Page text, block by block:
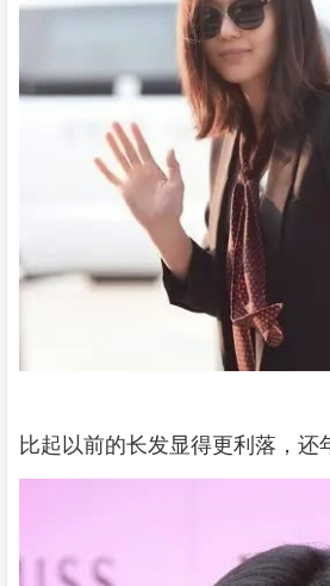
比起以前的长发显得更利落，还